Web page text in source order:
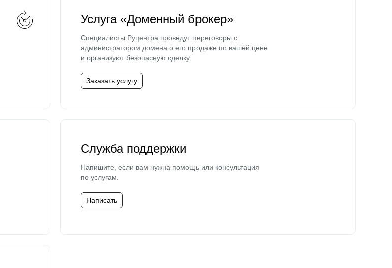
Услуга «Доменный брокер»
Специалисты Руцентра проведут переговоры с
администратором домена о его продаже по вашей цене
и организуют безопасную сделку.
Заказать услугу
Служба поддержки
Напишите, если вам нужна помощь или консультация
по услугам.
Написать